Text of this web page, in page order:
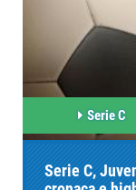
Serie C
Serie C,